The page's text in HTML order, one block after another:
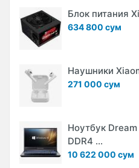
Блок питания
634 800 сум
Наушники
271 000 сум
Ноутбук
DDR4 ...
10 622 000 сум